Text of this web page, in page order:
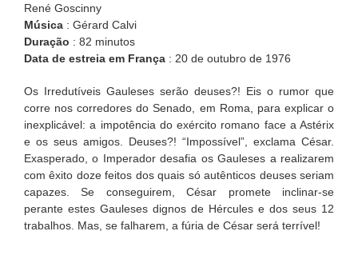
René Goscinny
Música : Gérard Calvi
Duração : 82 minutos
Data de estreia em França : 20 de outubro de 1976
Os Irredutíveis Gauleses serão deuses?! Eis o rumor que
corre nos corredores do Senado, em Roma, para explicar o
inexplicável: a impotência do exército romano face a Astérix
e os seus amigos. Deuses?! “Impossível”, exclama César.
Exasperado, o Imperador desafia os Gauleses a realizarem
com êxito doze feitos dos quais só autênticos deuses seriam
capazes. Se conseguirem, César promete inclinar-se
perante estes Gauleses dignos de Hércules e dos seus 12
trabalhos. Mas, se falharem, a fúria de César será terrível!